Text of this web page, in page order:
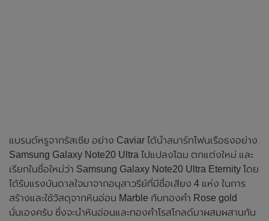
แบรนด์หรูจากรัสเซีย อย่าง Caviar ได้นำสมาร์ทโฟนเรือธงอย่าง
Samsung Galaxy Note20 Ultra ไปแปลงโฉม ตกแต่งใหม่ และ
เรียกในชื่อใหม่ว่า Samsung Galaxy Note20 Ultra Eternity โดย
ได้รับแรงบันดาลใจมาจากอนุสาวรีย์ที่มีชื่อเสียง 4 แห่ง ในการ
สร้างและใช้วัสดุจากหินอ่อน Marble กับทองคำ Rose gold
นั่นเองครับ ซึ่งจะนำหินอ่อนและทองคำโรสโกลด์มาผสมผสานกัน